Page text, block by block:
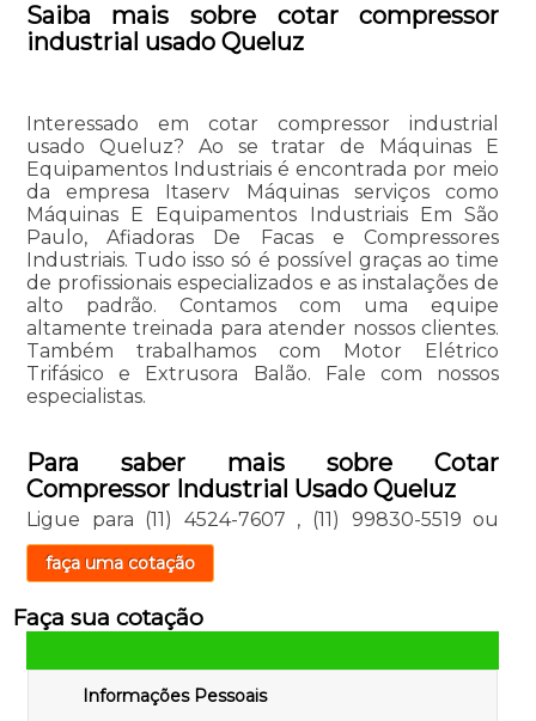
Saiba mais sobre cotar compressor
industrial usado Queluz
Interessado em cotar compressor industrial
usado Queluz? Ao se tratar de Máquinas E
Equipamentos Industriais é encontrada por meio
da empresa Itaserv Máquinas serviços como
Máquinas E Equipamentos Industriais Em São
Paulo, Afiadoras De Facas e Compressores
Industriais. Tudo isso só é possível graças ao time
de profissionais especializados e as instalações de
alto padrão. Contamos com uma equipe
altamente treinada para atender nossos clientes.
Também trabalhamos com Motor Elétrico
Trifásico e Extrusora Balão. Fale com nossos
especialistas.
Para saber mais sobre Cotar
Compressor Industrial Usado Queluz
Ligue para (11) 4524-7607 , (11) 99830-5519 ou
faça uma cotação
Faça sua cotação
Informações Pessoais